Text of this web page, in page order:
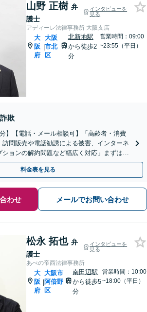
山野 正樹 弁
護士
インタビューを
見る
アディーレ法律事務所 大阪支店
大
阪
府
|
大阪
市北
区
北新地駅
から徒歩2
分
営業時間：09:00
~23:55（平日）
欺
】【電話・メール相談可】「高齢者・消費
問販売や電話勧誘による被害、インターネ
ションの解約問題など幅広く対応」まずは一
・夜間相談可】
料金表を見る
わせ メールでお問い合わせ
松永 拓也 弁
護士
インタビューを
見る
あべの帝西法律事務所
大
阪
府
|
大阪市
阿倍野
区
南田辺駅
から徒歩5
分
営業時間：10:00
~18:00（平日）